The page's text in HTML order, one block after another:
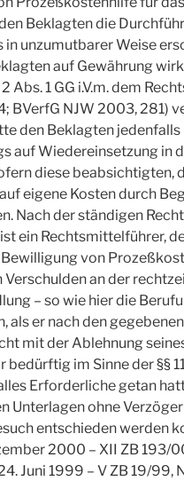
Beklagten die
in unzumutbarer Weise
auf Gewährung
Abs. 1 GG i.V.m. dem
BVerfG NJW 2003, 281)
den Beklagten jedenfalls
auf Wiedereinsetzung in
diese beabsichtigten,
eigene Kosten durch
Nach der ständigen
ein Rechtsmittelführer,
von
Verschulden an der
– so wie hier die
als er nach den
mit der Ablehnung
bedürftig im Sinne der §§
Erforderliche getan
Unterlagen ohne
entschieden werden
2000 – XII ZB 193/
Juni 1999 – V ZB 19/99,